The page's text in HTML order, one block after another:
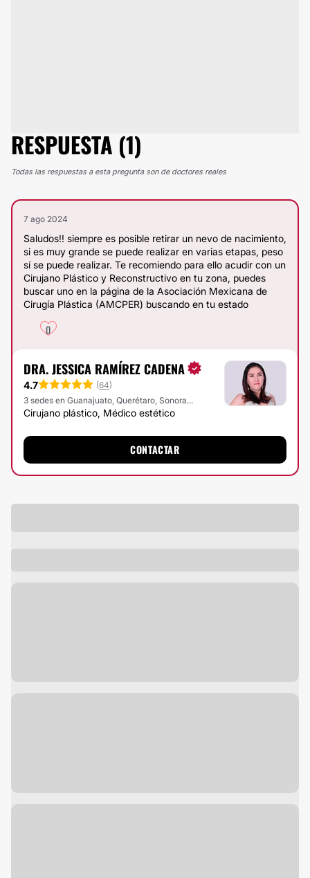
RESPUESTA (1)
Todas las respuestas a esta pregunta son de doctores reales
7 ago 2024
Saludos!! siempre es posible retirar un nevo de nacimiento,
si es muy grande se puede realizar en varias etapas, peso
sí se puede realizar. Te recomiendo para ello acudir con un
Cirujano Plástico y Reconstructivo en tu zona, puedes
buscar uno en la página de la Asociación Mexicana de
Cirugía Plástica (AMCPER) buscando en tu estado
0
DRA. JESSICA RAMÍREZ CADENA
4.7 (64)
3 sedes en Guanajuato, Querétaro, Sonora...
Cirujano plástico, Médico estético
CONTACTAR